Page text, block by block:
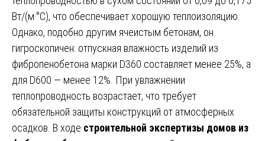
Вт/(м·°С), что обеспечивает хорошую теплоизоляцию.
Однако, подобно другим ячеистым бетонам, он
гигроскопичен: отпускная влажность изделий из
фибропенобетона марки D360 составляет менее 25%, а
для D600 — менее 12%. При увлажнении
теплопроводность возрастает, что требует
обязательной защиты конструкций от атмосферных
осадков. В ходе строительной экспертизы домов из